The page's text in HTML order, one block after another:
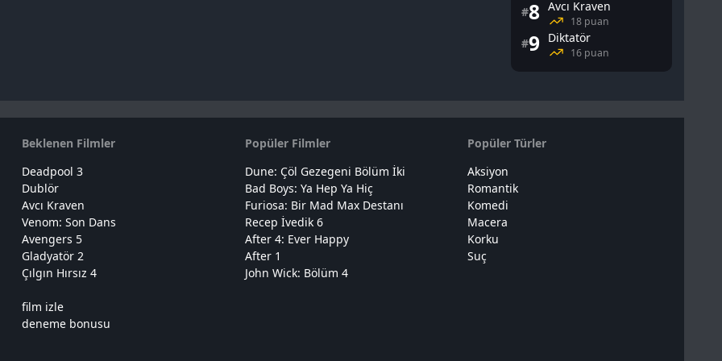
#8 Avcı Kraven
18 puan
#9 Diktatör
16 puan
Beklenen Filmler
Deadpool 3
Dublör
Avcı Kraven
Venom: Son Dans
Avengers 5
Gladyatör 2
Çılgın Hırsız 4
Popüler Filmler
Dune: Çöl Gezegeni Bölüm İki
Bad Boys: Ya Hep Ya Hiç
Furiosa: Bir Mad Max Destanı
Recep İvedik 6
After 4: Ever Happy
After 1
John Wick: Bölüm 4
Popüler Türler
Aksiyon
Romantik
Komedi
Macera
Korku
Suç
film izle
deneme bonusu